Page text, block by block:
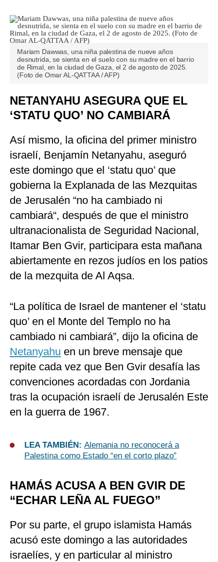
Mariam Dawwas, una niña palestina de nueve años
desnutrida, se sienta en el suelo con su madre en el barrio
de Rimal, en la ciudad de Gaza, el 2 de agosto de 2025.
(Foto de Omar AL-QATTAA / AFP)
NETANYAHU ASEGURA QUE EL
‘STATU QUO’ NO CAMBIARÁ
Así mismo, la oficina del primer ministro
israelí, Benjamín Netanyahu, aseguró
este domingo que el ‘statu quo’ que
gobierna la Explanada de las Mezquitas
de Jerusalén “no ha cambiado ni
cambiará“, después de que el ministro
ultranacionalista de Seguridad Nacional,
Itamar Ben Gvir, participara esta mañana
abiertamente en rezos judíos en los patios
de la mezquita de Al Aqsa.
“La política de Israel de mantener el ‘statu
quo’ en el Monte del Templo no ha
cambiado ni cambiará”, dijo la oficina de
Netanyahu en un breve mensaje que
repite cada vez que Ben Gvir desafía las
convenciones acordadas con Jordania
tras la ocupación israelí de Jerusalén Este
en la guerra de 1967.
LEA TAMBIÉN: Alemania no reconocerá a
Palestina como Estado “en el corto plazo”
HAMÁS ACUSA A BEN GVIR DE
“ECHAR LEÑA AL FUEGO”
Por su parte, el grupo islamista Hamás
acusó este domingo a las autoridades
israelíes, y en particular al ministro